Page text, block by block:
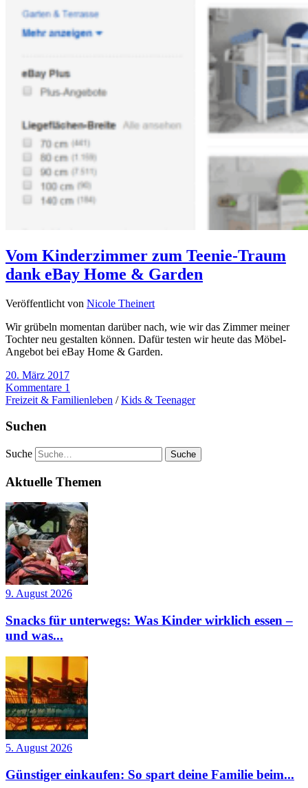
Vom Kinderzimmer zum Teenie-Traum
dank eBay Home & Garden
Veröffentlicht von Nicole Theinert
Wir grübeln momentan darüber nach, wie wir das Zimmer meiner
Tochter neu gestalten können. Dafür testen wir heute das Möbel-
Angebot bei eBay Home & Garden.
20. März 2017
Kommentare 1
Freizeit & Familienleben /Kids & Teenager
Suchen
Suche
Aktuelle Themen
9. August 2026
Snacks für unterwegs: Was Kinder wirklich essen –
und was...
5. August 2026
Günstiger einkaufen: So spart deine Familie beim...